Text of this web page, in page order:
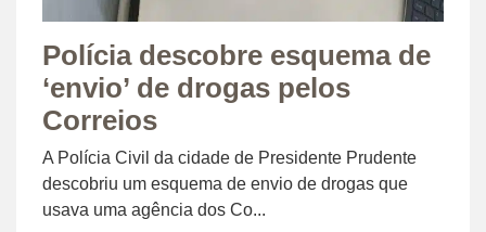
Polícia descobre esquema de
‘envio’ de drogas pelos
Correios
A Polícia Civil da cidade de Presidente Prudente
descobriu um esquema de envio de drogas que
usava uma agência dos Co...